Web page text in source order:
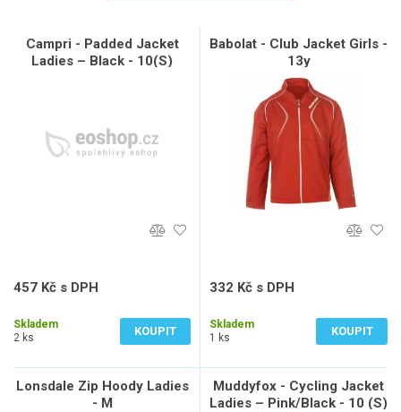
Campri - Padded Jacket
Ladies – Black - 10(S)
457 Kč s DPH
Skladem
2 ks
KOUPIT
Babolat - Club Jacket Girls -
13y
332 Kč s DPH
Skladem
1 ks
KOUPIT
Lonsdale Zip Hoody Ladies
- M
Muddyfox - Cycling Jacket
Ladies – Pink/Black - 10 (S)